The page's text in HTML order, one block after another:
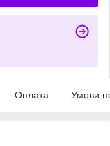
Оплата Умови